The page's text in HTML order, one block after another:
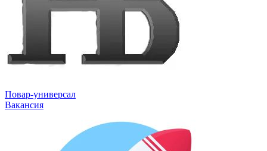
Повар-универсал
Вакансия